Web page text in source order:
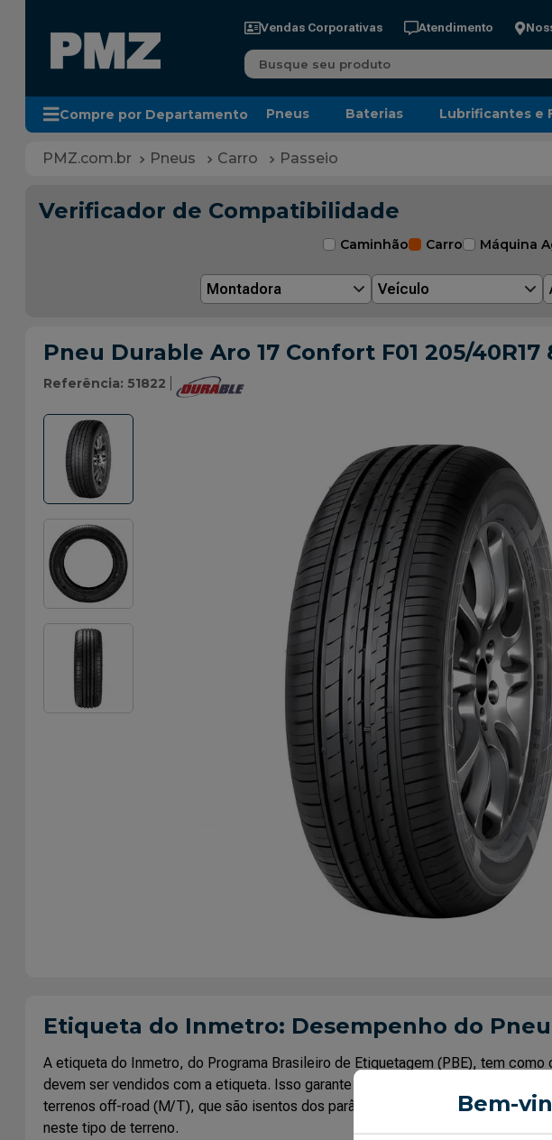
Bem-
Vendas Corporativas Atendimento
Busque seu produto
Compre por Departamento Pneus Baterias Lubrificantes e
Pneus Carro Passeio
Verificador de Compatibilidade
Caminhão Carro Máquina
Montadora Veículo
Pneu Durable Aro 17 Confort F01 205/40R17
Referência: 51822
Etiqueta do Inmetro: Desempenho do Pneu
A etiqueta do Inmetro, do Programa Brasileiro de Etiquetagem (PBE), tem
devem ser vendidos com a etiqueta. Isso garante que todos os produtos
terrenos off-road (M/T), que são isentos dos parâmetros base indicados pelo
neste tipo de terreno.